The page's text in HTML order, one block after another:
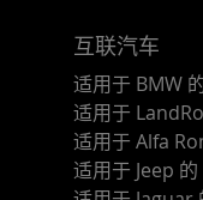
互联汽车
适用于 BMW
适用于
适用于 Alfa
适用于 Jeep